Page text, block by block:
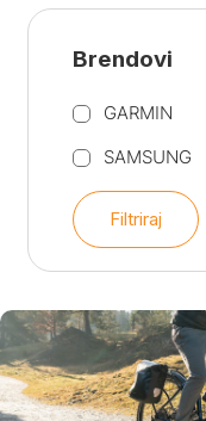
Brendovi
GARMIN
SAMSUNG
Filtriraj